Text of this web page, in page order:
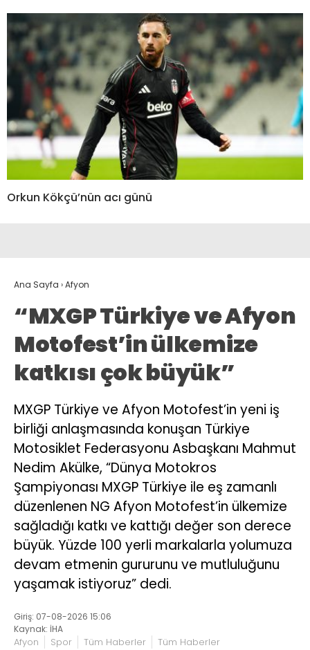
Orkun Kökçü’nün acı günü
Ana Sayfa ›Afyon
“MXGP Türkiye ve Afyon
Motofest’in ülkemize
katkısı çok büyük”
MXGP Türkiye ve Afyon Motofest’in yeni iş
birliği anlaşmasında konuşan Türkiye
Motosiklet Federasyonu Asbaşkanı Mahmut
Nedim Akülke, “Dünya Motokros
Şampiyonası MXGP Türkiye ile eş zamanlı
düzenlenen NG Afyon Motofest’in ülkemize
sağladığı katkı ve kattığı değer son derece
büyük. Yüzde 100 yerli markalarla yolumuza
devam etmenin gururunu ve mutluluğunu
yaşamak istiyoruz” dedi.
Giriş: 07-08-2026 15:06
Kaynak: İHA
Afyon Spor Tüm Haberler Tüm Haberler